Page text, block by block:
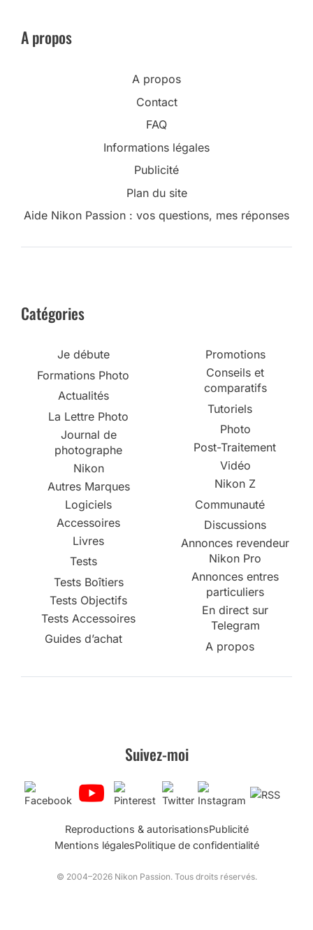
A propos
A propos
Contact
FAQ
Informations légales
Publicité
Plan du site
Aide Nikon Passion : vos questions, mes réponses
Catégories
Je débute
Formations Photo
Actualités
La Lettre Photo
Journal de
photographe
Nikon
Autres Marques
Logiciels
Accessoires
Livres
Tests
Tests Boîtiers
Tests Objectifs
Tests Accessoires
Guides d’achat
Promotions
Conseils et
comparatifs
Tutoriels
Photo
Post-Traitement
Vidéo
Nikon Z
Communauté
Discussions
Annonces revendeur
Nikon Pro
Annonces entres
particuliers
En direct sur
Telegram
A propos
Suivez-moi
Reproductions & autorisationsPublicité
Mentions légalesPolitique de confidentialité
© 2004–2026 Nikon Passion. Tous droits réservés.